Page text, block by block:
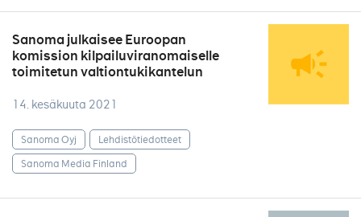
Sanoma julkaisee Euroopan
komission kilpailuviranomaiselle
toimitetun valtiontukikantelun
14. kesäkuuta 2021
Sanoma Oyj
Lehdistötiedotteet
Sanoma Media Finland